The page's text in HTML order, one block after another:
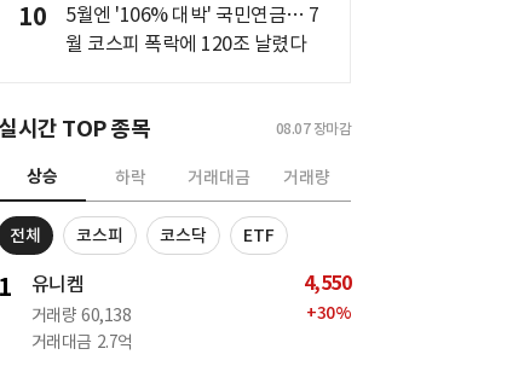
10
5월엔 '106% 대박' 국민연금… 7
월 코스피 폭락에 120조 날렸다
실시간 TOP 종목 08.07 장마감
상승 하락 거래대금 거래량
전체 코스피 코스닥 ETF
1 유니켐
거래량 60,138
거래대금 2.7억
4,550
+30%